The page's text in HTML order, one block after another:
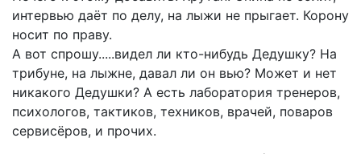
интервью даёт по делу, на лыжи не прыгает. Корону
носит по праву.
А вот спрошу.....видел ли кто-нибудь Дедушку? На
трибуне, на лыжне, давал ли он вью? Может и нет
никакого Дедушки? А есть лаборатория тренеров,
психологов, тактиков, техников, врачей, поваров
сервисёров, и прочих.